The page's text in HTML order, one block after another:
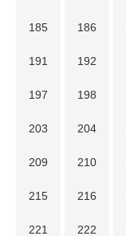
185 186
191 192
197 198
203 204
209 210
215 216
221 222